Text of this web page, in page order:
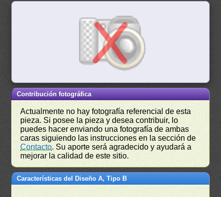
Contribución fotográfica
Actualmente no hay fotografía referencial de esta
pieza. Si posee la pieza y desea contribuir, lo
puedes hacer enviando una fotografía de ambas
caras siguiendo las instrucciones en la sección de
Contacto. Su aporte será agradecido y ayudará a
mejorar la calidad de este sitio.
Características del Diseño A, Tipo B